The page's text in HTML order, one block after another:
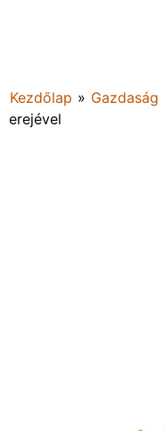
Kezdőlap » Gazdaság
erejével